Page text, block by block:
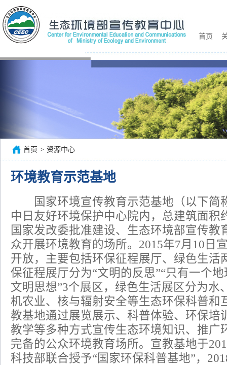
首页
首页 > 资源中心
环境教育示范基地
国家环境宣传教育示范基地（以下简
中日友好环境保护中心院内，总建筑面积
国家发改委批准建设、生态环境部宣传教
众开展环境教育的场所。2015年7月10日
开放，主要包括环保征程展厅、绿色生活
保征程展厅分为“文明的反思”“只有一个
文明思想”3个展区，绿色生活展区分为水
机农业、核与辐射安全等生态环保科普和
教基地通过展览展示、科普体验、环保培
教学等多种方式宣传生态环境知识、推广
完备的公众环境教育场所。宣教基地于
科技部联合授予“国家环保科普基地”，